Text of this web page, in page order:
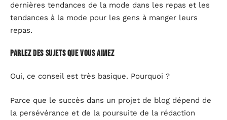
dernières tendances de la mode dans les repas et les
tendances à la mode pour les gens à manger leurs
repas.
Parlez des sujets que vous aimez
Oui, ce conseil est très basique. Pourquoi ?
Parce que le succès dans un projet de blog dépend de
la persévérance et de la poursuite de la rédaction